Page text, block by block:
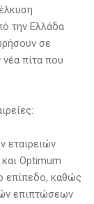
την Ελλάδα
σε
νέα πίτα που
εταιρειών
Optimum
επίπεδο, καθώς
επιπτώσεων